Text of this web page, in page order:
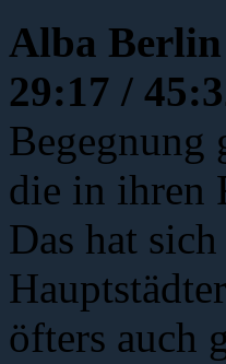
Alba
29:17 /
Begegnung
die in ihren
Das hat
öfters auch